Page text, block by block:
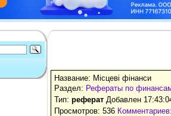
Название: Місцеві фінанси
Раздел: Рефераты по
Тип: реферат Добавлен
Просмотров: 536